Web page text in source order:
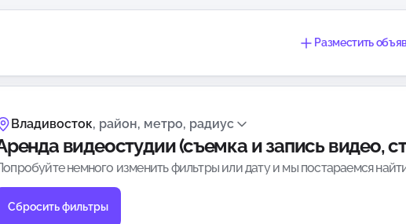
Разместить
Владивосток, район, метро, радиус
видеостудии (съемка и запись видео,
немного изменить фильтры или дату и мы постараемся
Сбросить фильтры